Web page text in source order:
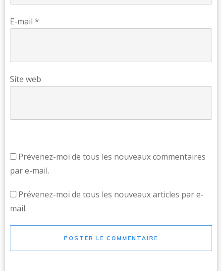
E-mail *
Site web
Prévenez-moi de tous les nouveaux commentaires
par e-mail.
Prévenez-moi de tous les nouveaux articles par e-
mail.
POSTER LE COMMENTAIRE